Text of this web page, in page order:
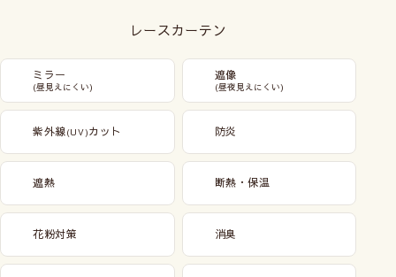
レースカーテン
ミラー
(昼見えにくい)
遮像
(昼夜見えにくい)
紫外線(UV)カット 防炎
遮熱 断熱・保温
花粉対策 消臭